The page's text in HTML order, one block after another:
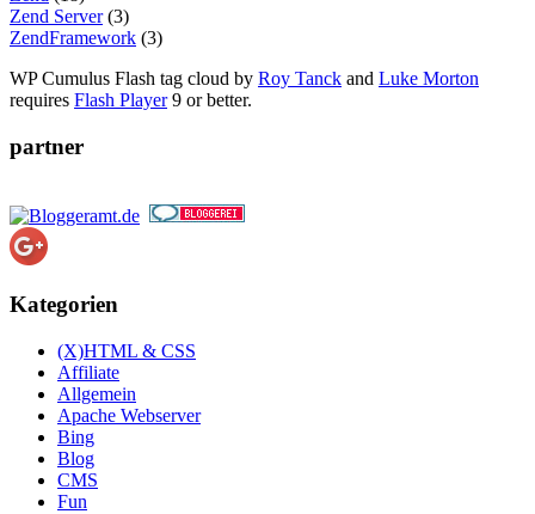
Zend Server(3)
ZendFramework (3)
WP Cumulus Flash tag cloud by Roy Tanck and Luke Morton
requires Flash Player9 or better.
partner
Kategorien
(X)HTML & CSS
Affiliate
Allgemein
Apache Webserver
Bing
Blog
CMS
Fun